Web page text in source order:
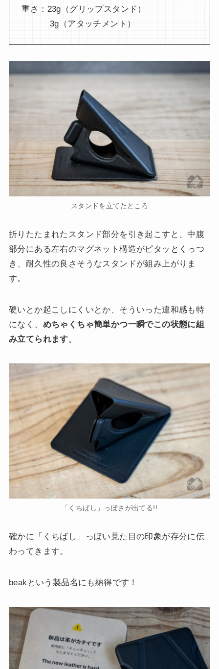
重さ：23g（グリップスタンド）
3g（アタッチメント）
スタンドを立てたところ
折りたたまれたスタンド部分を引き起こすと、中腹
部分にある左右のマグネット構造がピタッとくっつ
き、耐久性の良さそうなスタンドが組み上がりま
す。
硬いとか起こしにくいとか、そういった違和感も特
になく、 めちゃくちゃ簡単かつ一瞬でこの状態に組
み立てられます。
「くちばし」っぽさが出てる!!
確かに「くちばし」っぽい見た目の印象が存分に伝
わってきます。
beakという製品名にも納得です！